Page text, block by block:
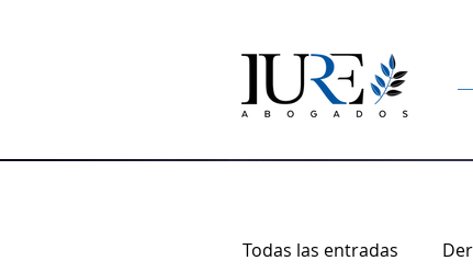
Todas las entradas